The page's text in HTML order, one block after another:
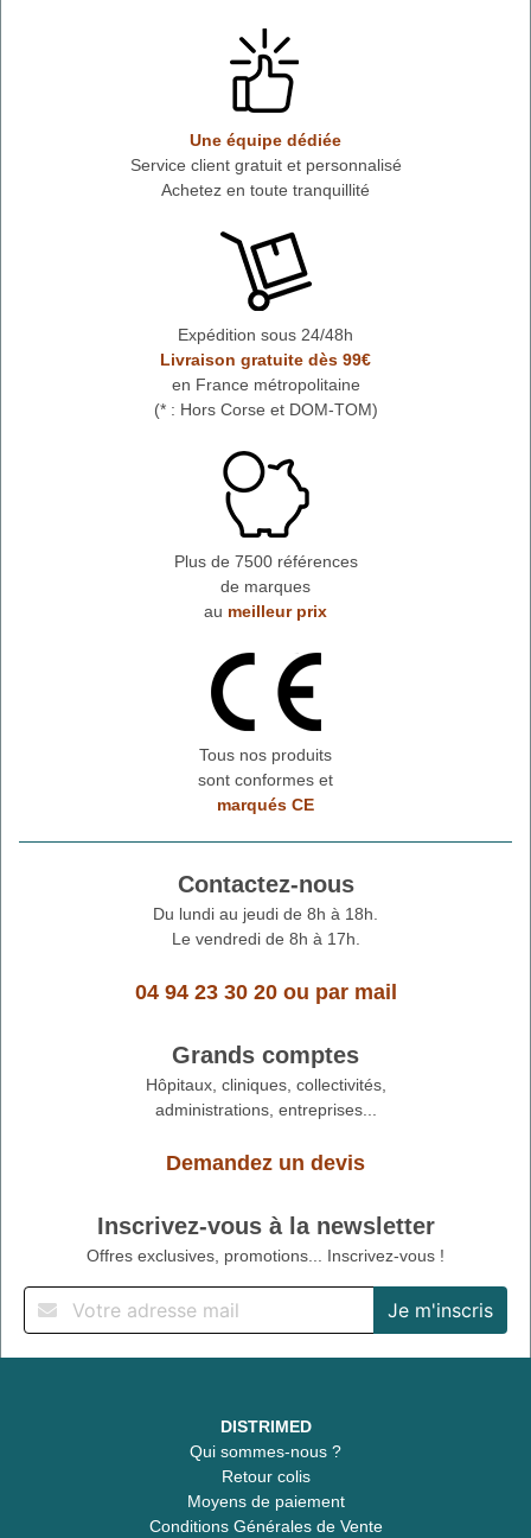
Une équipe dédiée
Service client gratuit et personnalisé
Achetez en toute tranquillité
Expédition sous 24/48h
Livraison gratuite dès 99€
en France métropolitaine
(* : Hors Corse et DOM-TOM)
Plus de 7500 références
de marques
au meilleur prix
Tous nos produits
sont conformes et
marqués CE
Contactez-nous
Du lundi au jeudi de 8h à 18h.
Le vendredi de 8h à 17h.
04 94 23 30 20ou par mail
Grands comptes
Hôpitaux, cliniques, collectivités,
administrations, entreprises...
Demandez un devis
Inscrivez-vous à la newsletter
Offres exclusives, promotions... Inscrivez-vous !
DISTRIMED
Qui sommes-nous ?
Retour colis
Moyens de paiement
Conditions Générales de Vente